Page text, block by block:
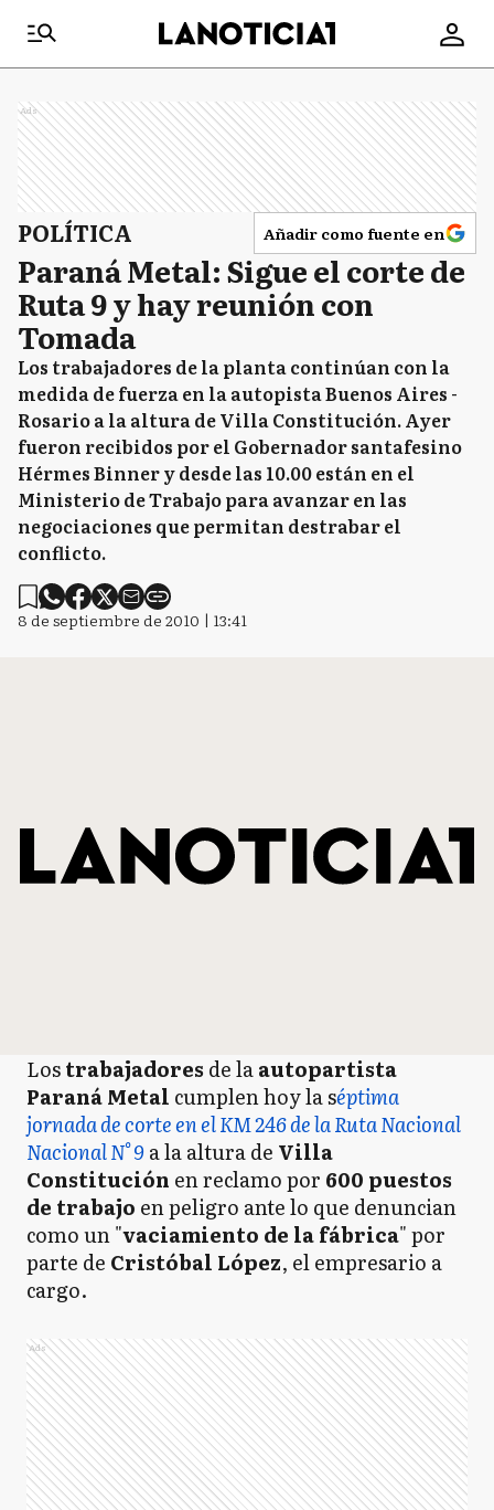
Ads
POLÍTICA Añadir como fuente en
Paraná Metal: Sigue el corte de
Ruta 9 y hay reunión con
Tomada
Los trabajadores de la planta continúan con la
medida de fuerza en la autopista Buenos Aires -
Rosario a la altura de Villa Constitución. Ayer
fueron recibidos por el Gobernador santafesino
Hérmes Binner y desde las 10.00 están en el
Ministerio de Trabajo para avanzar en las
negociaciones que permitan destrabar el
conflicto.
8 de septiembre de 2010 | 13:41
Lostrabajadores de laautopartista
Paraná Metal cumplen hoy la séptima
jornada de corte en el KM 246 de la Ruta Nacional
Nacional N° 9 a la altura de Villa
Constitución en reclamo por 600 puestos
de trabajo en peligro ante lo que denuncian
como un "vaciamiento de la fábrica" por
parte de Cristóbal López, el empresario a
cargo.
Ads